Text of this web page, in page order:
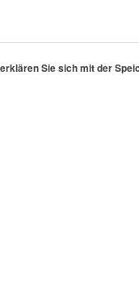
Sie sich mit der